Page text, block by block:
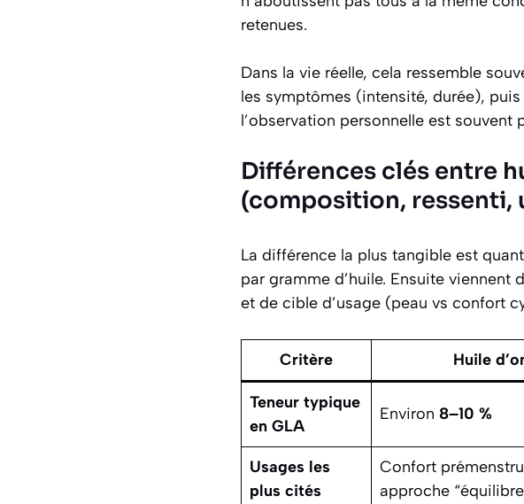
retenues.
Dans la vie réelle, cela ressemble
les symptômes (intensité, durée),
l’observation personnelle est souvent
Différences clés entre
(composition, ressenti,
La différence la plus tangible est
par gramme d’huile. Ensuite viennent
et de cible d’usage (peau vs confort
Critère Huile
Teneur typique
en GLA
Environ 8–10 %
Usages les
plus cités
Confort
approche